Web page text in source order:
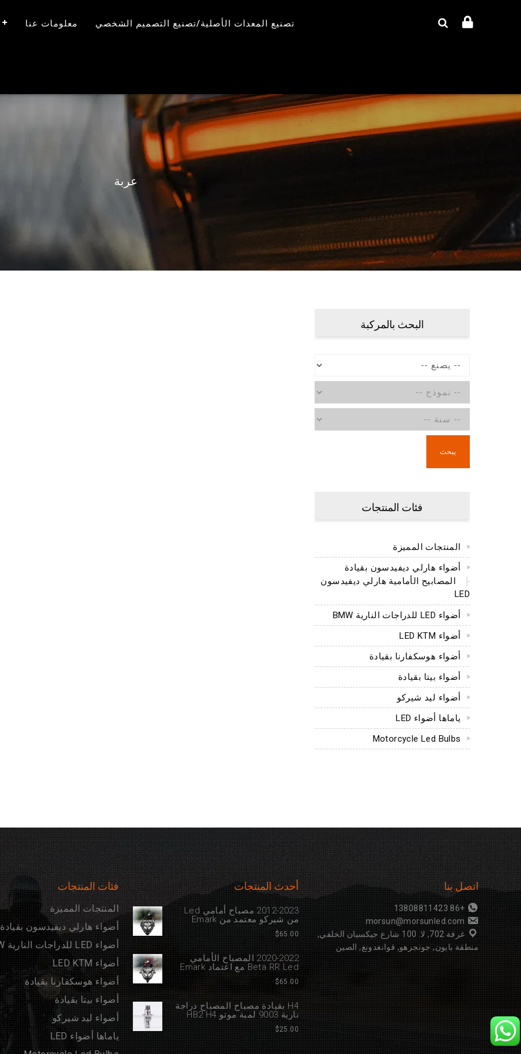
معلومات عنا تصنيع المعدات الأصلية/تصنيع التصميم الشخصي
عربة
البحث بالمركبة
يبحث
فئات المنتجات
المنتجات المميزة
أضواء هارلي ديفيدسون بقيادة
المصابيح الأمامية هارلي ديفيدسون
LED
أضواء LED للدراجات النارية BMW
أضواء LED KTM
أضواء هوسكفارنا بقيادة
أضواء بيتا بقيادة
أضواء ليد شيركو
ياماها أضواء LED
Motorcycle Led Bulbs
فئات المنتجات
المنتجات المميزة
أضواء هارلي ديفيدسون بقيادة
أضواء LED للدراجات النارية BMW
أضواء LED KTM
أضواء هوسكفارنا بقيادة
أضواء بيتا بقيادة
أضواء ليد شيركو
ياماها أضواء LED
أحدث المنتجات
2012-2023 مصباح أمامي Led
من شيركو معتمد من Emark
$65.00
2020-2022 المصباح الأمامي
Beta RR Led مع اعتماد Emark
$65.00
H4 بقيادة مصباح المصباح دراجة
نارية 9003 لمبة موتو HB2 H4
$25.00
اتصل بنا
+86 13808811423
morsun@morsunled.com
غرفة 702, لا. 100 شارع جيكسيان الخلفي,
منطقة بايون, جونجزهو, قوانغدونغ, الصين